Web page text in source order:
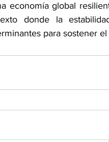
economía global
donde la
para sostener